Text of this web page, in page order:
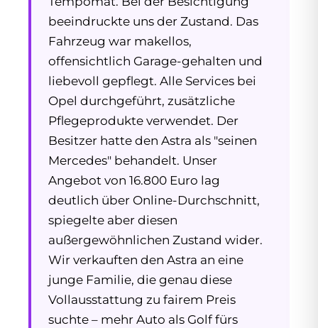
beeindruckte uns der Zustand. Das
Fahrzeug war makellos,
offensichtlich Garage-gehalten und
liebevoll gepflegt. Alle Services bei
Opel durchgeführt, zusätzliche
Pflegeprodukte verwendet. Der
Besitzer hatte den Astra als "seinen
Mercedes" behandelt. Unser
Angebot von 16.800 Euro lag
deutlich über Online-Durchschnitt,
spiegelte aber diesen
außergewöhnlichen Zustand wider.
Wir verkauften den Astra an eine
junge Familie, die genau diese
Vollausstattung zu fairem Preis
suchte – mehr Auto als Golf fürs